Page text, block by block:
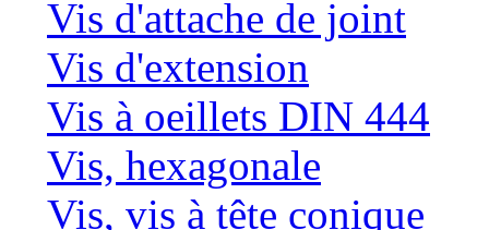
Vis d'attache de joint
Vis d'extension
Vis à oeillets DIN 444
Vis, hexagonale
Vis, vis à tête conique